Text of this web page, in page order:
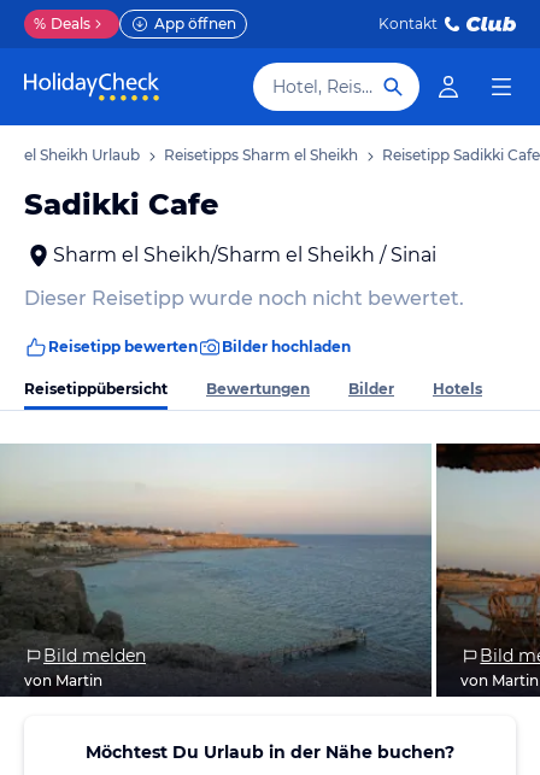
% Deals App öffnen Kontakt
Hotel, Reiseziel
el Sheikh Urlaub Reisetipps Sharm el Sheikh Reisetipp Sadikki Cafe
Sadikki Cafe
Sharm el Sheikh/Sharm el Sheikh / Sinai
Dieser Reisetipp wurde noch nicht bewertet.
Reisetipp bewerten Bilder hochladen
Reisetippübersicht Bewertungen Bilder Hotels
Bild melden
von Martin
Bild
von Martin
Möchtest Du Urlaub in der Nähe buchen?